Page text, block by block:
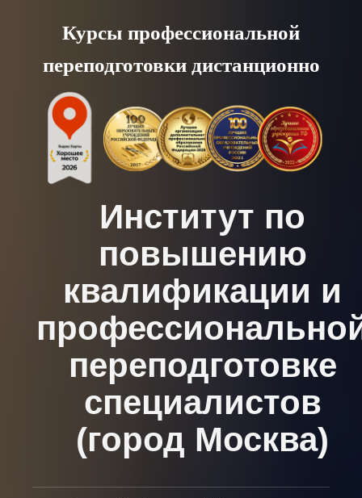
content
Курсы профессиональной
переподготовки дистанционно
Институт по
повышению
квалификации и
переподготовке
специалистов
(город Москва)